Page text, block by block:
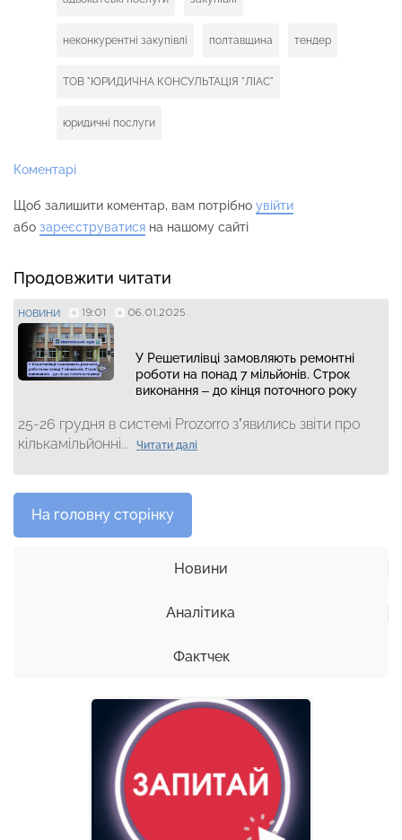
неконкурентні закупівлі полтавщина тендер
ТОВ "ЮРИДИЧНА КОНСУЛЬТАЦІЯ "ЛІАС"
юридичні послуги
Коментарі
Щоб залишити коментар, вам потрібно увійти
або зареєструватися на нашому сайті
Продовжити читати
НОВИНИ 19:01 06.01.2025
У Решетилівці замовляють ремонтні
роботи на понад 7 мільйонів. Строк
виконання – до кінця поточного року
25-26 грудня в системі Prozorro з’явились звіти про
кількамільйонні...
Читати далі
На головну сторінку
Новини
Аналітика
Фактчек